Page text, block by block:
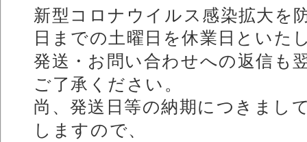
新型コロナウイルス感染拡大を
日までの土曜日を休業日といた
発送・お問い合わせへの返信も
ご了承ください。
尚、発送日等の納期につきまし
しますので、